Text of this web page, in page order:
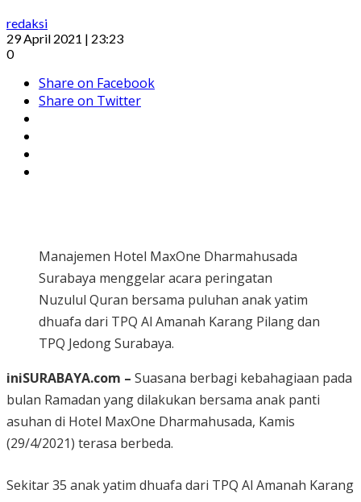
redaksi
29 April 2021 | 23:23
0
Share on Facebook
Share on Twitter
Manajemen Hotel MaxOne Dharmahusada
Surabaya menggelar acara peringatan
Nuzulul Quran bersama puluhan anak yatim
dhuafa dari TPQ Al Amanah Karang Pilang dan
TPQ Jedong Surabaya.
iniSURABAYA.com – Suasana berbagi kebahagiaan pada
bulan Ramadan yang dilakukan bersama anak panti
asuhan di Hotel MaxOne Dharmahusada, Kamis
(29/4/2021) terasa berbeda.
Sekitar 35 anak yatim dhuafa dari TPQ Al Amanah Karang